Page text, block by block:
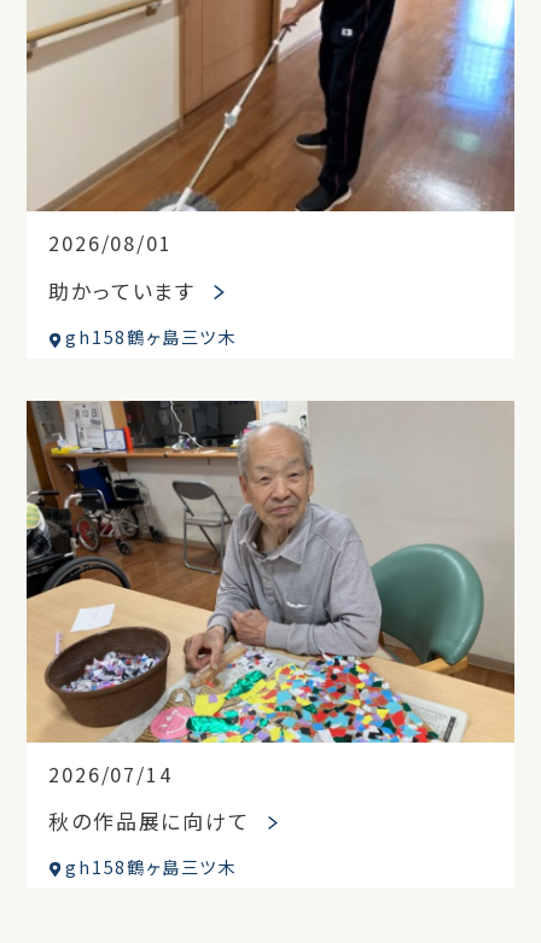
2026/08/01
助かっています
gh158鶴ヶ島三ツ木
2026/07/14
秋の作品展に向けて
gh158鶴ヶ島三ツ木